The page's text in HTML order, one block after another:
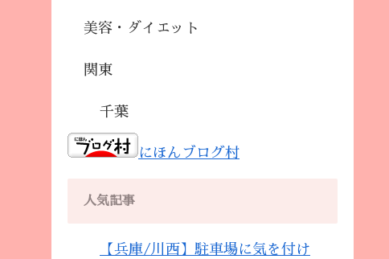
美容・ダイエット
関東
千葉
にほんブログ村
人気記事
【兵庫/川西】駐車場に気を付け